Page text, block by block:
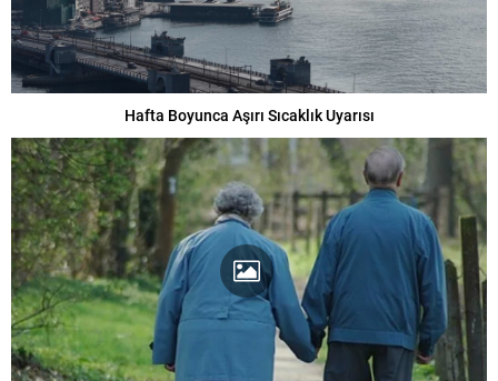
Hafta Boyunca Aşırı Sıcaklık Uyarısı